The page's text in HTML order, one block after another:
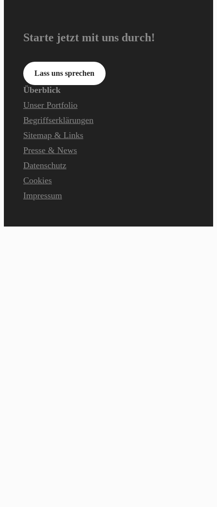
Starte jetzt mit uns durch!
Lass uns sprechen
Überblick
Unser Portfolio
Begriffserklärungen
Sitemap & Links
Presse & News
Datenschutz
Cookies
Impressum